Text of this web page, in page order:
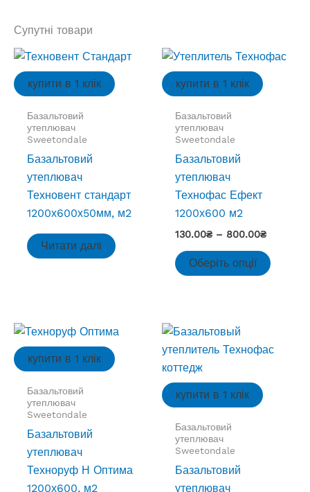
Супутні товари
купити в 1 клік
Базальтовий
утеплювач
Sweetondale
Базальтовий
утеплювач
Техновент стандарт
1200х600х50мм, м2
Читати далі
купити в 1 клік
Базальтовий
утеплювач
Sweetondale
Базальтовий
утеплювач
Технофас Ефект
1200х600 м2
130.00₴ – 800.00₴Діапазон
від
130.00₴
Оберіть опції
товар
купити в 1 клік
Базальтовий
утеплювач
Sweetondale
Базальтовий
утеплювач
Техноруф Н Оптима
1200х600, м2
купити в 1 клік
Базальтовий
утеплювач
Sweetondale
Базальтовий
утеплювач